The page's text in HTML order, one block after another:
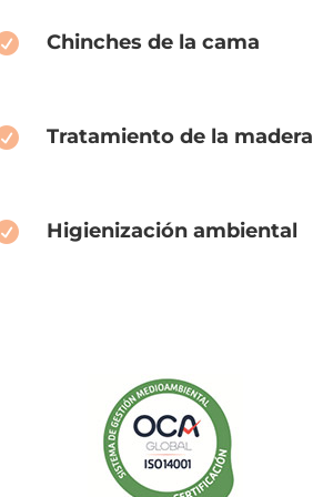
Chinches de la cama
Tratamiento de la madera
Higienización ambiental